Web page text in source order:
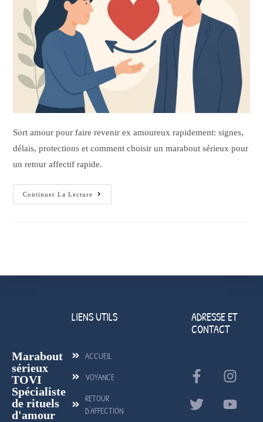
Sort amour pour faire revenir ex amoureux rapidement: signes,
délais, protections et comment choisir un marabout sérieux pour
un retour affectif rapide.
Continuer La Lecture
Marabout
sérieux
TOVI
Spécialiste
de rituels
d'amour
LIENS UTILS
ACCUEIL
VOYANCE
RETOUR
D'AFFECTION
ADRESSE ET
CONTACT